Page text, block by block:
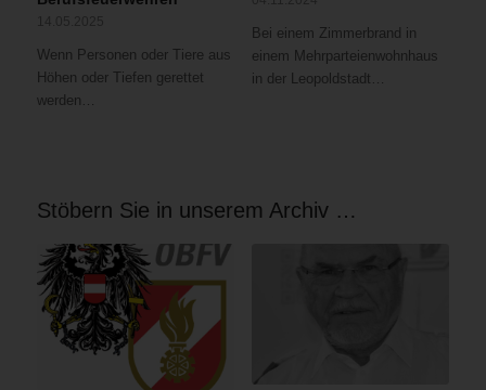
Wenn Personen oder Tiere aus
Höhen oder Tiefen gerettet
werden…
Bei einem Zimmerbrand in
einem Mehrparteienwohnhaus
in der Leopoldstadt…
Stöbern Sie in unserem Archiv …